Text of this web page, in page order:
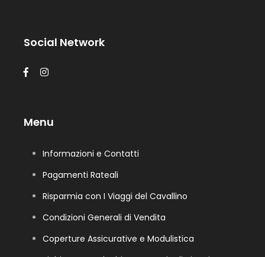
Social Network
Menu
Informazioni e Contatti
Pagamenti Rateali
Risparmia con I Viaggi del Cavallino
Condizioni Generali di Vendita
Coperture Assicurative e Modulistica